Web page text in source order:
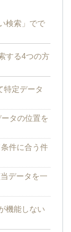
検索」でで
する4つの方
特定データ
タの位置を
件に合う件
データを一
機能しない